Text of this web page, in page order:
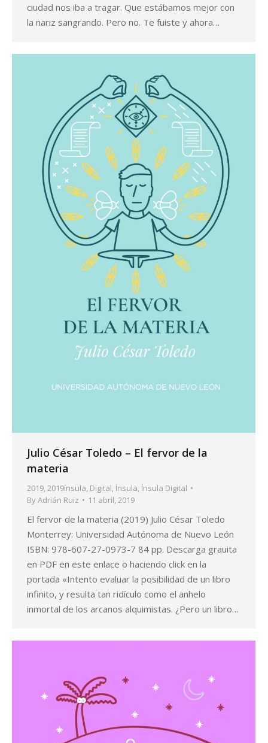
ciudad nos iba a tragar. Que estábamos mejor con
la nariz sangrando. Pero no. Te fuiste y ahora…
Julio César Toledo – El fervor de la
materia
2019,2019ínsula, Digital, Ínsula, Ínsula Digital
ByAdrián Ruiz 11 abril, 2019
El fervor de la materia (2019) Julio César Toledo
Monterrey: Universidad Autónoma de Nuevo León
ISBN: 978-607-27-0973-7 84 pp. Descarga grauita
en PDF en este enlace o haciendo click en la
portada «Intento evaluar la posibilidad de un libro
infinito, y resulta tan ridículo como el anhelo
inmortal de los arcanos alquimistas. ¿Pero un libro…